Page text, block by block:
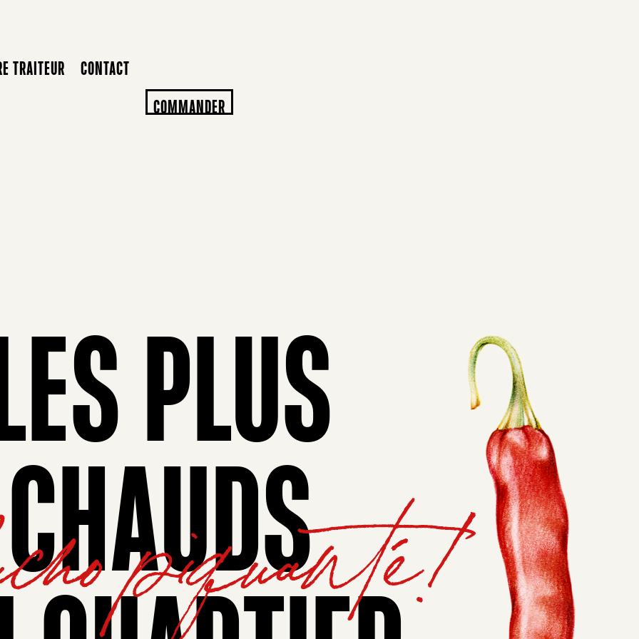
TRAITEUR
CONTACT
COMMANDER
PLUS
CHAUDS
piquanté!